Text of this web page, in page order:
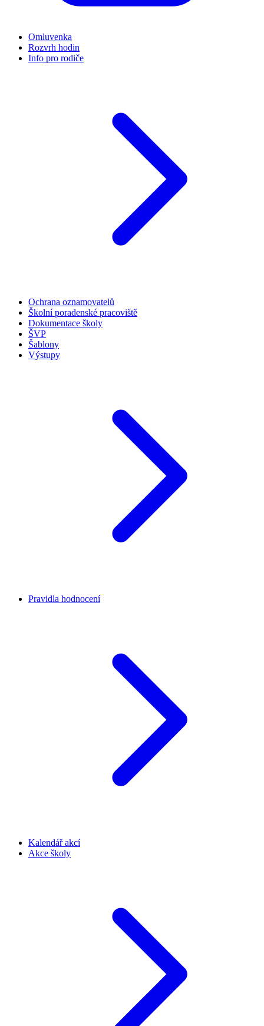
Omluvenka
Rozvrh hodin
Info pro rodiče
Ochrana oznamovatelů
Školní poradenské pracoviště
Dokumentace školy
ŠVP
Šablony
Výstupy
Pravidla hodnocení
Kalendář akcí
Akce školy